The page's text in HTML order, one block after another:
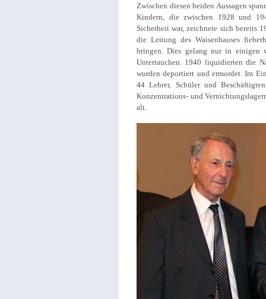
Zwischen diesen beiden Aussagen
Kindern, die zwischen 1928 und
Sicherheit war, zeichnete sich bereits
die Leitung des Waisenhauses
bringen. Dies gelang nur in einigen
Untertauchen. 1940 liquidierten die
wurden deportiert und ermordet. Im
44 Lehrer, Schüler und
Konzentrations- und
alt.